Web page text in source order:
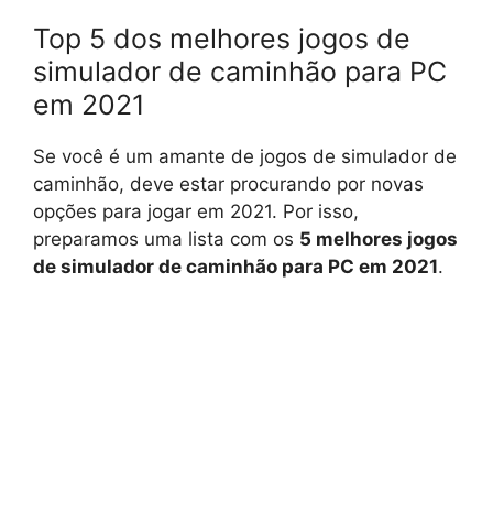
Top 5 dos melhores jogos de
simulador de caminhão para PC
em 2021
Se você é um amante de jogos de simulador de
caminhão, deve estar procurando por novas
opções para jogar em 2021. Por isso,
preparamos uma lista com os 5 melhores jogos
de simulador de caminhão para PC em 2021.